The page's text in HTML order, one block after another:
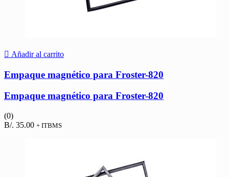
Añadir al carrito
Empaque magnético para Froster-820
Empaque magnético para Froster-820
(0)
B/. 35.00 + ITBMS